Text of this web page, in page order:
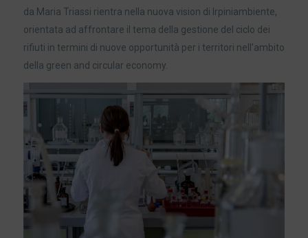
da Maria Triassi rientra nella nuova vision di Irpiniambiente,
orientata ad affrontare il tema della gestione del ciclo dei
rifiuti in termini di nuove opportunità per i territori nell’ambito
della green and circular economy.